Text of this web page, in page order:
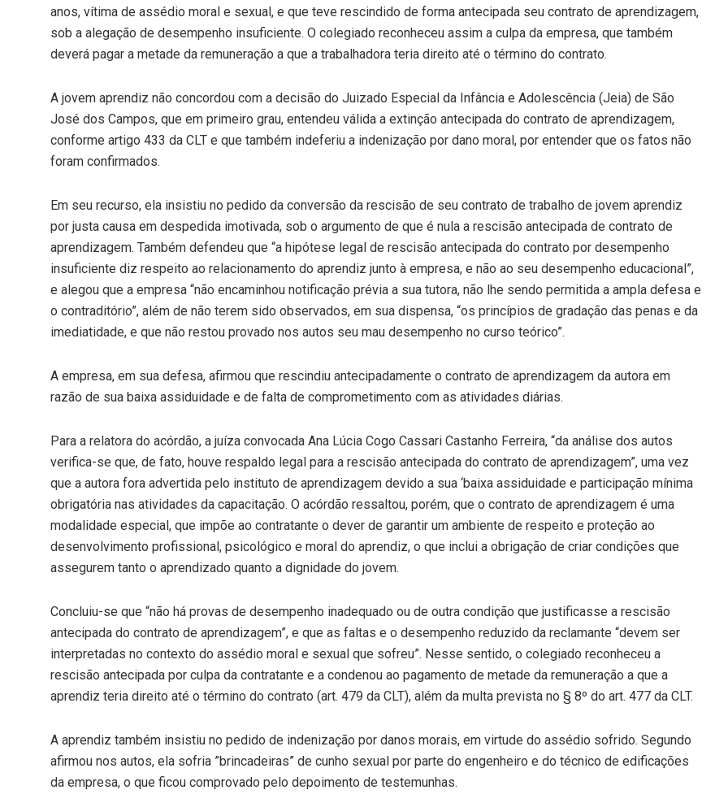
anos, vítima de assédio moral e sexual, e que teve rescindido de forma antecipada seu contrato de aprendizagem,
sob a alegação de desempenho insuficiente. O colegiado reconheceu assim a culpa da empresa, que também
deverá pagar a metade da remuneração a que a trabalhadora teria direito até o término do contrato.
A jovem aprendiz não concordou com a decisão do Juizado Especial da Infância e Adolescência (Jeia) de São
José dos Campos, que em primeiro grau, entendeu válida a extinção antecipada do contrato de aprendizagem,
conforme artigo 433 da CLT e que também indeferiu a indenização por dano moral, por entender que os fatos não
foram confirmados.
Em seu recurso, ela insistiu no pedido da conversão da rescisão de seu contrato de trabalho de jovem aprendiz
por justa causa em despedida imotivada, sob o argumento de que é nula a rescisão antecipada de contrato de
aprendizagem. Também defendeu que “a hipótese legal de rescisão antecipada do contrato por desempenho
insuficiente diz respeito ao relacionamento do aprendiz junto à empresa, e não ao seu desempenho educacional”,
e alegou que a empresa “não encaminhou notificação prévia a sua tutora, não lhe sendo permitida a ampla defesa e
o contraditório”, além de não terem sido observados, em sua dispensa, “os princípios de gradação das penas e da
imediatidade, e que não restou provado nos autos seu mau desempenho no curso teórico”.
A empresa, em sua defesa, afirmou que rescindiu antecipadamente o contrato de aprendizagem da autora em
razão de sua baixa assiduidade e de falta de comprometimento com as atividades diárias.
Para a relatora do acórdão, a juíza convocada Ana Lúcia Cogo Cassari Castanho Ferreira, “da análise dos autos
verifica-se que, de fato, houve respaldo legal para a rescisão antecipada do contrato de aprendizagem”, uma vez
que a autora fora advertida pelo instituto de aprendizagem devido a sua ‘baixa assiduidade e participação mínima
obrigatória nas atividades da capacitação. O acórdão ressaltou, porém, que o contrato de aprendizagem é uma
modalidade especial, que impõe ao contratante o dever de garantir um ambiente de respeito e proteção ao
desenvolvimento profissional, psicológico e moral do aprendiz, o que inclui a obrigação de criar condições que
assegurem tanto o aprendizado quanto a dignidade do jovem.
Concluiu-se que “não há provas de desempenho inadequado ou de outra condição que justificasse a rescisão
antecipada do contrato de aprendizagem”, e que as faltas e o desempenho reduzido da reclamante “devem ser
interpretadas no contexto do assédio moral e sexual que sofreu”. Nesse sentido, o colegiado reconheceu a
rescisão antecipada por culpa da contratante e a condenou ao pagamento de metade da remuneração a que a
aprendiz teria direito até o término do contrato (art. 479 da CLT), além da multa prevista no § 8º do art. 477 da CLT.
A aprendiz também insistiu no pedido de indenização por danos morais, em virtude do assédio sofrido. Segundo
afirmou nos autos, ela sofria ”brincadeiras” de cunho sexual por parte do engenheiro e do técnico de edificações
da empresa, o que ficou comprovado pelo depoimento de testemunhas.